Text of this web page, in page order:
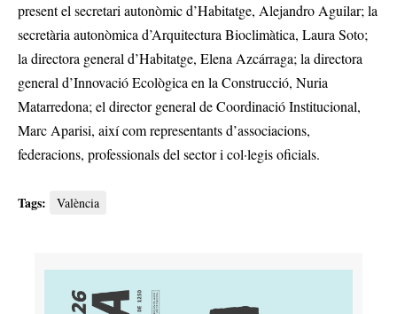
present el secretari autonòmic d’Habitatge, Alejandro Aguilar; la
secretària autonòmica d’Arquitectura Bioclimàtica, Laura Soto;
la directora general d’Habitatge, Elena Azcárraga; la directora
general d’Innovació Ecològica en la Construcció, Nuria
Matarredona; el director general de Coordinació Institucional,
Marc Aparisi, així com representants d’associacions,
federacions, professionals del sector i col·legis oficials.
Tags: València